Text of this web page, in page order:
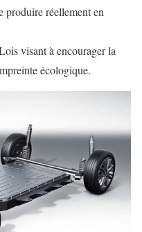
produire réellement en
visant à encourager la
écologique.